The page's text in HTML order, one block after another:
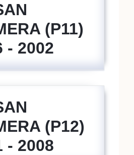
(P11)
- 2002
(P12)
- 2008